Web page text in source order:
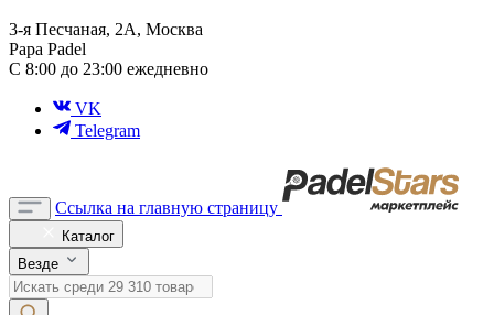
3-я Песчаная, 2А, Москва
Papa Padel
С 8:00 до 23:00 ежедневно
VK
Telegram
Ссылка на главную страницу
Каталог
Везде